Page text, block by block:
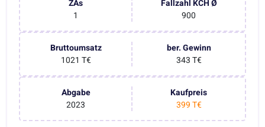
ZAs
1
Fallzahl KCH Ø
900
Bruttoumsatz
1021 T€
ber. Gewinn
343 T€
Abgabe
2023
Kaufpreis
399 T€